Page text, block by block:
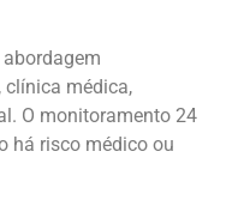
médica,
O monitoramento 24
há risco médico ou